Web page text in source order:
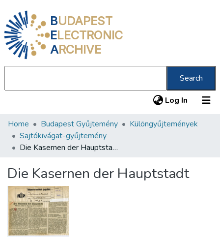
BUDAPEST
ELECTRONIC
ARCHIVE
Search
Log In (current)
Communities & Collections
All of DSpace
About us
Home Budapest Gyűjtemény
Különgyűjtemények
Sajtókivágat-gyűjtemény
Die Kasernen der Hauptstadt
Die Kasernen der Hauptstadt